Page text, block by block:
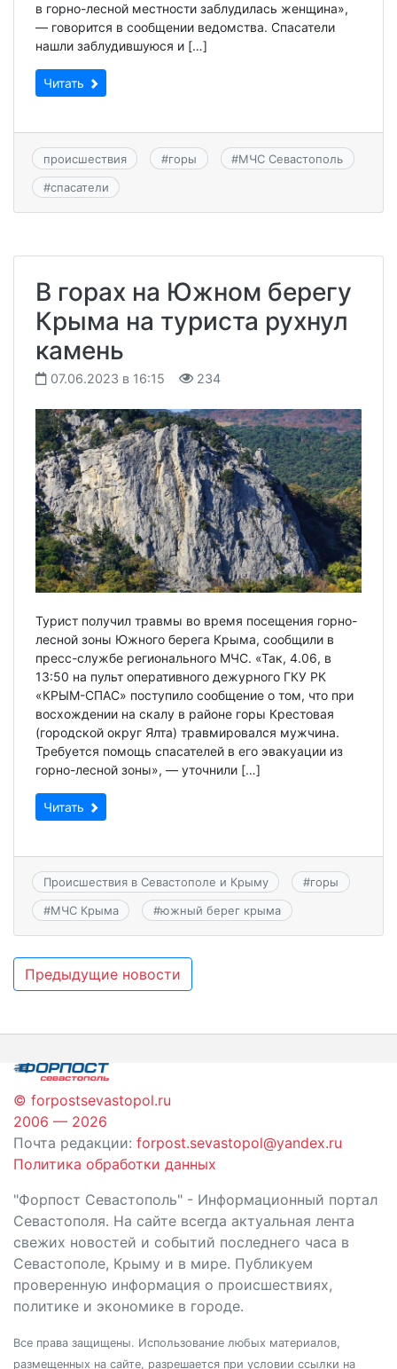
в горно-лесной местности заблудилась женщина»,
— говорится в сообщении ведомства. Спасатели
нашли заблудившуюся и […]
Читать
происшествия #горы #МЧС Севастополь
#спасатели
В горах на Южном берегу
Крыма на туриста рухнул
камень
07.06.2023 в 16:15 234
Турист получил травмы во время посещения горно-
лесной зоны Южного берега Крыма, сообщили в
пресс-службе регионального МЧС. «Так, 4.06, в
13:50 на пульт оперативного дежурного ГКУ РК
«КРЫМ-СПАС» поступило сообщение о том, что при
восхождении на скалу в районе горы Крестовая
(городской округ Ялта) травмировался мужчина.
Требуется помощь спасателей в его эвакуации из
горно-лесной зоны», — уточнили […]
Читать
Происшествия в Севастополе и Крыму #горы
#МЧС Крыма #южный берег крыма
Навигация
записям
Предыдущие новости
© forpostsevastopol.ru
2006 — 2026
Почта редакции: forpost.sevastopol@yandex.ru
Политика обработки данных
"Форпост Севастополь" - Информационный портал
Севастополя. На сайте всегда актуальная лента
свежих новостей и событий последнего часа в
Севастополе, Крыму и в мире. Публикуем
проверенную информация о происшествиях,
политике и экономике в городе.
Все права защищены. Использование любых материалов,
размещенных на сайте, разрешается при условии ссылки на